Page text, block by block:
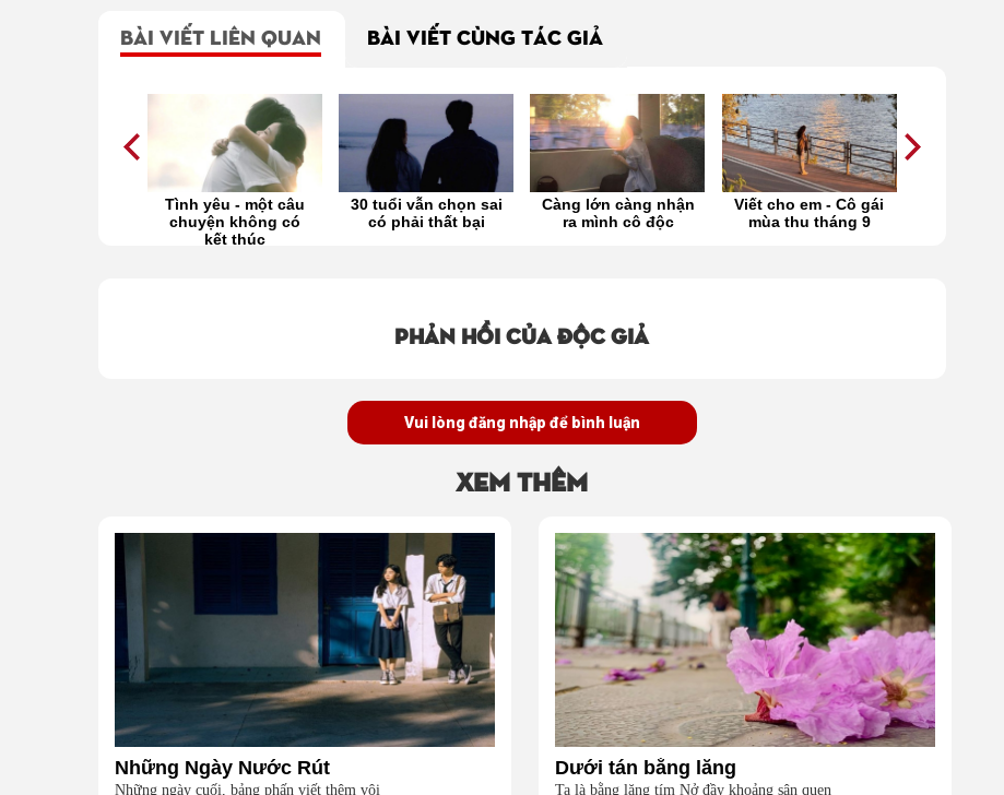
BÀI VIẾT LIÊN QUAN BÀI VIẾT CÙNG TÁC GIẢ
30 tuổi vẫn chọn sai
có phải thất bại
Càng lớn càng nhận
ra mình cô độc
Viết cho em - Cô gái
mùa thu tháng 9
Có những điều anh
chưa kịp nói, em đã
Phản hồi của độc giả
Vui lòng đăng nhập để bình luận
Xem thêm
Những Ngày Nước Rút
Những ngày cuối, bảng phấn viết thêm vội
Dưới tán bằng lăng
Ta là bằng lăng tím Nở đầy khoảng sân quen